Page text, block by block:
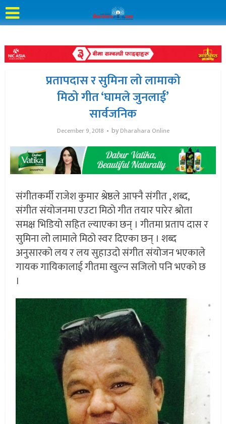
प्रतापदास र सुमिना लो लामाको
मिठो गीत ‘घामले जुनलाई’
सार्वजनिक
December 9, 2018 by Dharahara Online
संगीतकर्मी राजेश कुमार श्रेष्ठले आफ्नै संगीत , शब्द,
संगीत संयोजनमा एउटा मिठो गीत तयार पारेर श्रोता
समक्ष भिडियो सहित ल्याएका छन् । गीतमा प्रताप दास र
सुमिना लो लामाले मिठो स्वर दिएका छन् । शब्द
अनुसारको लय र लय सुहाउदो संगीत संयोजन भएकाले
गायक गायिकालाई गीतमा खुल्न सजिलो पनि भएको छ
।